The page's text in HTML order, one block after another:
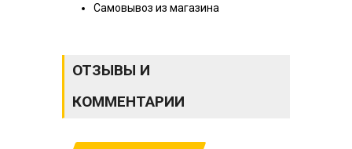
Самовывоз из магазина
ОТЗЫВЫ И
КОММЕНТАРИИ